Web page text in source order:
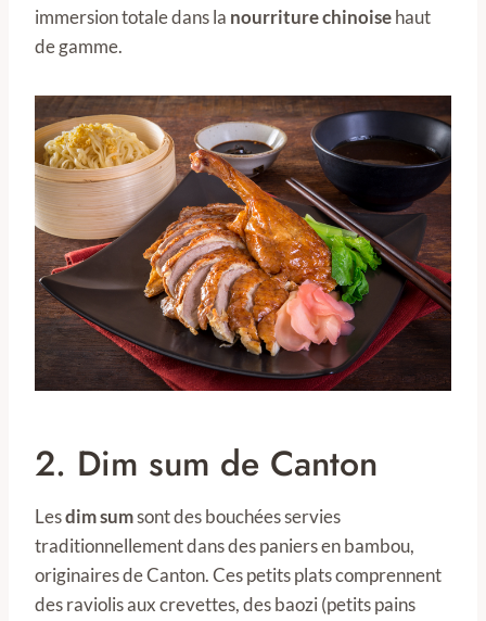
immersion totale dans la nourriture chinoisehaut
de gamme.
2. Dim sum de Canton
Lesdim sumsont des bouchées servies
traditionnellement dans des paniers en bambou,
originaires de Canton. Ces petits plats comprennent
des raviolis aux crevettes, des baozi (petits pains